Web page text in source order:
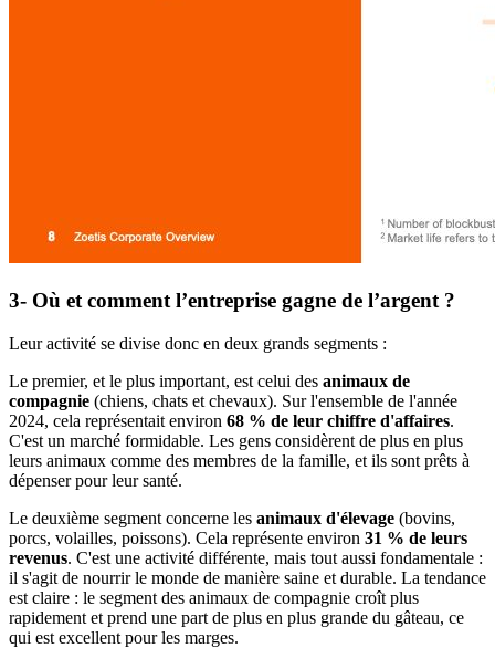
3- Où et comment l’entreprise gagne de l’argent ?
Leur activité se divise donc en deux grands segments :
Le premier, et le plus important, est celui des animaux de
compagnie (chiens, chats et chevaux). Sur l'ensemble de l'année
2024, cela représentait environ 68 % de leur chiffre d'affaires.
C'est un marché formidable. Les gens considèrent de plus en plus
leurs animaux comme des membres de la famille, et ils sont prêts à
dépenser pour leur santé.
Le deuxième segment concerne les animaux d'élevage (bovins,
porcs, volailles, poissons). Cela représente environ 31 % de leurs
revenus. C'est une activité différente, mais tout aussi fondamentale :
il s'agit de nourrir le monde de manière saine et durable. La tendance
est claire : le segment des animaux de compagnie croît plus
rapidement et prend une part de plus en plus grande du gâteau, ce
qui est excellent pour les marges.